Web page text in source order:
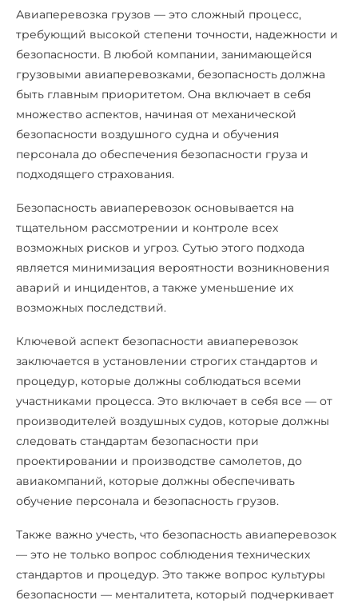
Авиаперевозка грузов — это сложный процесс,
требующий высокой степени точности, надежности и
безопасности. В любой компании, занимающейся
грузовыми авиаперевозками, безопасность должна
быть главным приоритетом. Она включает в себя
множество аспектов, начиная от механической
безопасности воздушного судна и обучения
персонала до обеспечения безопасности груза и
подходящего страхования.
Безопасность авиаперевозок основывается на
тщательном рассмотрении и контроле всех
возможных рисков и угроз. Сутью этого подхода
является минимизация вероятности возникновения
аварий и инцидентов, а также уменьшение их
возможных последствий.
Ключевой аспект безопасности авиаперевозок
заключается в установлении строгих стандартов и
процедур, которые должны соблюдаться всеми
участниками процесса. Это включает в себя все — от
производителей воздушных судов, которые должны
следовать стандартам безопасности при
проектировании и производстве самолетов, до
авиакомпаний, которые должны обеспечивать
обучение персонала и безопасность грузов.
Также важно учесть, что безопасность авиаперевозок
— это не только вопрос соблюдения технических
стандартов и процедур. Это также вопрос культуры
безопасности — менталитета, который подчеркивает